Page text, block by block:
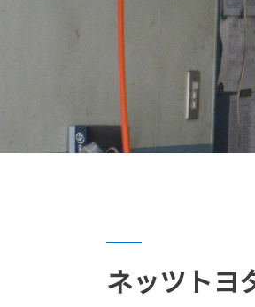
ネッツトヨ